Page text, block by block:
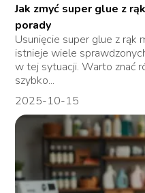
Jak zmyć super glue z
porady
Usunięcie super glue z rąk
istnieje wiele
w tej sytuacji. Warto znać
szybko...
2025-10-15